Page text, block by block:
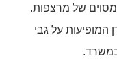
מסוים של מרצפות.
המופיעות על גבי